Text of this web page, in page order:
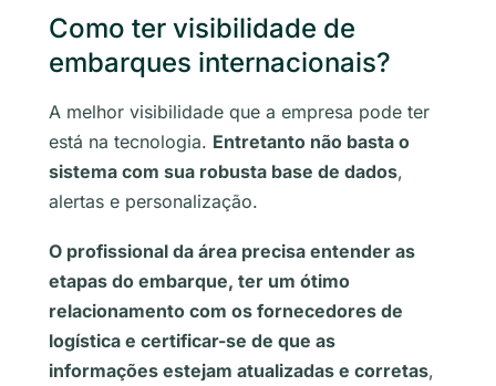
Como ter visibilidade de
embarques internacionais?
A melhor visibilidade que a empresa pode ter
está na tecnologia. Entretanto não basta o
sistema com sua robusta base de dados,
alertas e personalização.
O profissional da área precisa entender as
etapas do embarque, ter um ótimo
relacionamento com os fornecedores de
logística e certificar-se de que as
informações estejam atualizadas e corretas,